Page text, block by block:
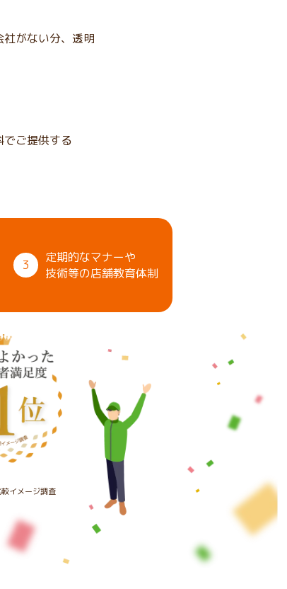
がない分、透明
ご提供する
3
定期的なマナーや
技術等の店舗教育体制
イメージ調査